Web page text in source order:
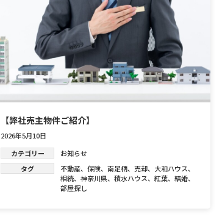
【弊社売主物件ご紹介】
2026年5月10日
カテゴリー
お知らせ
タグ
不動産、保険、南足柄、売却、 大和ハウス、
相続、神奈川県、積水ハウス、紅葉、結婚、
部屋探し